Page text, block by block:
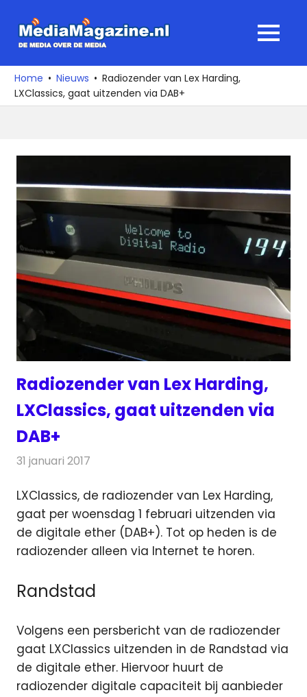
naar
media
over
de
MENU
Home Nieuws
Radiozender van Lex Harding,
LXClassics, gaat uitzenden via DAB+
Radiozender van Lex Harding,
LXClassics, gaat uitzenden via
DAB+
31 januari 2017
LXClassics, de radiozender van Lex Harding,
gaat per woensdag 1 februari uitzenden via
de digitale ether (DAB+). Tot op heden is de
radiozender alleen via Internet te horen.
Randstad
Volgens een persbericht van de radiozender
gaat LXClassics uitzenden in de Randstad via
de digitale ether. Hiervoor huurt de
radiozender digitale capaciteit bij aanbieder